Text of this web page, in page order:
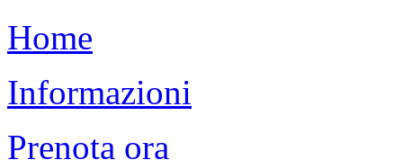
Home
Informazioni
Prenota ora